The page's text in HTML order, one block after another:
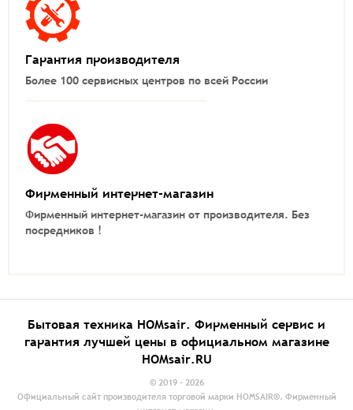
Гарантия производителя
Более 100 сервисных центров по всей России
Фирменный интернет-магазин
Фирменный интернет-магазин от производителя. Без
посредников !
Бытовая техника HOMsair. Фирменный сервис и
гарантия лучшей цены в официальном магазине
HOMsair.RU
© 2019 - 2026
Официальный сайт производителя торговой марки HOMSAIR®. Фирменный